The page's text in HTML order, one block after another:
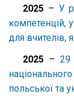
2025 – У
компетенцій,
для вчителів,
2025 – 29
польської та